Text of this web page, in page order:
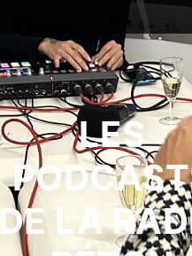
LES
DE LA